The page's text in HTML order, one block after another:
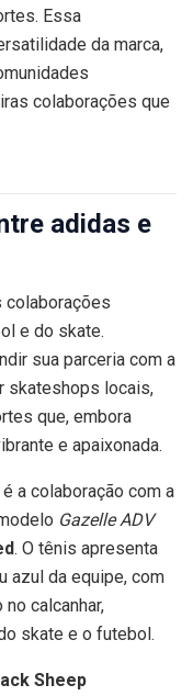
Essa
da marca,
colaborações que
adidas e
colaborações
e do skate.
sua parceria com a
skateshops locais,
que, embora
e apaixonada.
a colaboração com a
Gazelle ADV
. O tênis apresenta
azul da equipe, com
calcanhar,
skate e o futebol.
Sheep